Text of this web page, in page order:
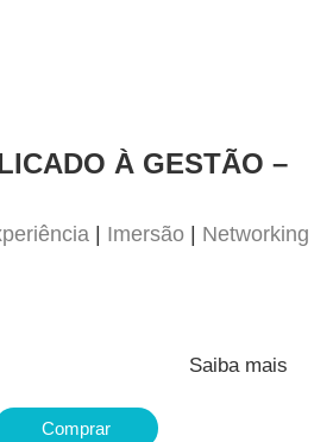
À GESTÃO –
Imersão
Networking
Saiba mais
Comprar